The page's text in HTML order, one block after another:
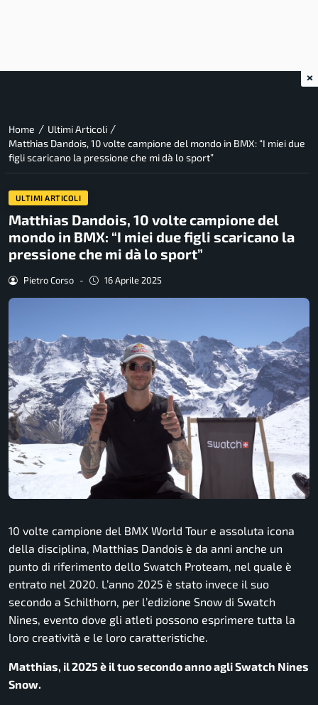
Home / Ultimi Articoli /
Matthias Dandois, 10 volte campione del mondo in BMX: “I miei due
figli scaricano la pressione che mi dà lo sport”
ULTIMI ARTICOLI
Matthias Dandois, 10 volte campione del
mondo in BMX: “I miei due figli scaricano la
pressione che mi dà lo sport”
Pietro Corso - 16 Aprile 2025
10 volte campione del BMX World Tour e assoluta icona
della disciplina, Matthias Dandois è da anni anche un
punto di riferimento dello Swatch Proteam, nel quale è
entrato nel 2020. L’anno 2025 è stato invece il suo
secondo a Schilthorn, per l’edizione Snow di Swatch
Nines, evento dove gli atleti possono esprimere tutta la
loro creatività e le loro caratteristiche.
Matthias, il 2025 è il tuo secondo anno agli Swatch Nines
Snow.
×